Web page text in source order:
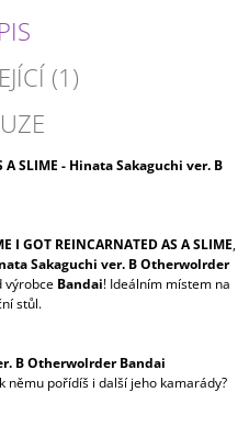
(1)
A SLIME - Hinata Sakaguchi ver. B
I GOT REINCARNATED AS A SLIME,
Sakaguchi ver. B Otherwolrder
výrobce Bandai! Ideálním místem na
stůl.
B Otherwolrder Bandai
němu pořídíš i další jeho kamarády?